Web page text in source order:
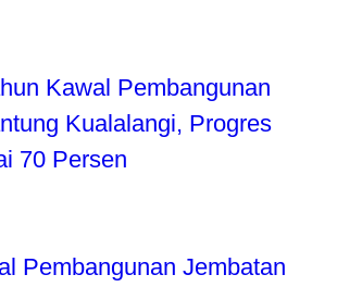
Kawal Pembangunan
Kualalangi, Progres
70 Persen
Pembangunan Jembatan